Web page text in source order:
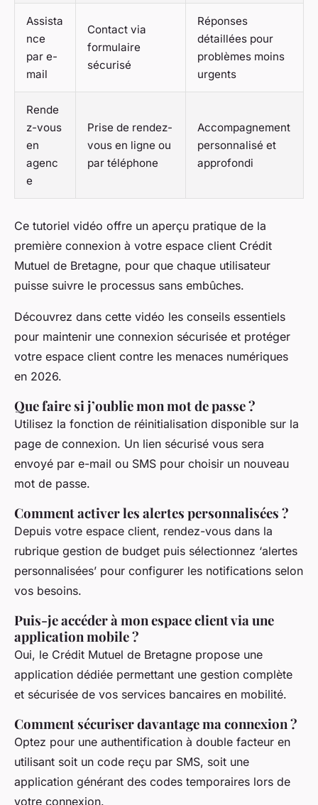
Assista
nce
par e-
mail
Contact via
formulaire
sécurisé
Réponses
détaillées pour
problèmes moins
urgents
Rende
z-vous
en
agenc
e
Prise de rendez-
vous en ligne ou
par téléphone
Accompagnement
personnalisé et
approfondi
Ce tutoriel vidéo offre un aperçu pratique de la
première connexion à votre espace client Crédit
Mutuel de Bretagne, pour que chaque utilisateur
puisse suivre le processus sans embûches.
Découvrez dans cette vidéo les conseils essentiels
pour maintenir une connexion sécurisée et protéger
votre espace client contre les menaces numériques
en 2026.
Que faire si j’oublie mon mot de passe ?
Utilisez la fonction de réinitialisation disponible sur la
page de connexion. Un lien sécurisé vous sera
envoyé par e-mail ou SMS pour choisir un nouveau
mot de passe.
Comment activer les alertes personnalisées ?
Depuis votre espace client, rendez-vous dans la
rubrique gestion de budget puis sélectionnez ‘alertes
personnalisées’ pour configurer les notifications selon
vos besoins.
Puis-je accéder à mon espace client via une
application mobile ?
Oui, le Crédit Mutuel de Bretagne propose une
application dédiée permettant une gestion complète
et sécurisée de vos services bancaires en mobilité.
Comment sécuriser davantage ma connexion ?
Optez pour une authentification à double facteur en
utilisant soit un code reçu par SMS, soit une
application générant des codes temporaires lors de
votre connexion.